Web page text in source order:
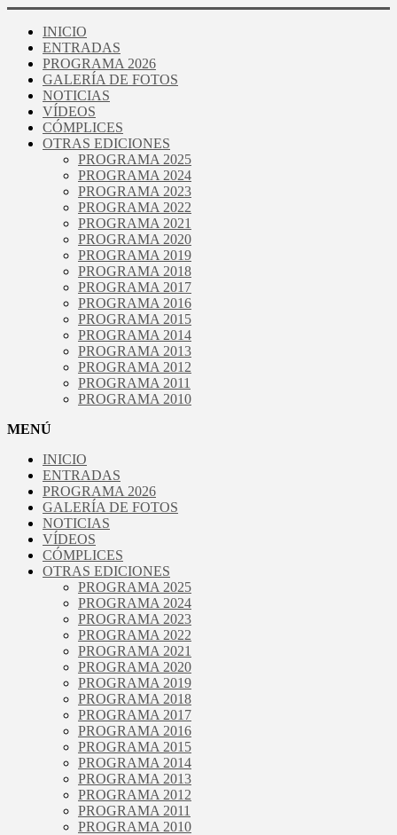
INICIO
ENTRADAS
PROGRAMA 2026
GALERÍA DE FOTOS
NOTICIAS
VÍDEOS
CÓMPLICES
OTRAS EDICIONES
PROGRAMA 2025
PROGRAMA 2024
PROGRAMA 2023
PROGRAMA 2022
PROGRAMA 2021
PROGRAMA 2020
PROGRAMA 2019
PROGRAMA 2018
PROGRAMA 2017
PROGRAMA 2016
PROGRAMA 2015
PROGRAMA 2014
PROGRAMA 2013
PROGRAMA 2012
PROGRAMA 2011
PROGRAMA 2010
MENÚ
INICIO
ENTRADAS
PROGRAMA 2026
GALERÍA DE FOTOS
NOTICIAS
VÍDEOS
CÓMPLICES
OTRAS EDICIONES
PROGRAMA 2025
PROGRAMA 2024
PROGRAMA 2023
PROGRAMA 2022
PROGRAMA 2021
PROGRAMA 2020
PROGRAMA 2019
PROGRAMA 2018
PROGRAMA 2017
PROGRAMA 2016
PROGRAMA 2015
PROGRAMA 2014
PROGRAMA 2013
PROGRAMA 2012
PROGRAMA 2011
PROGRAMA 2010